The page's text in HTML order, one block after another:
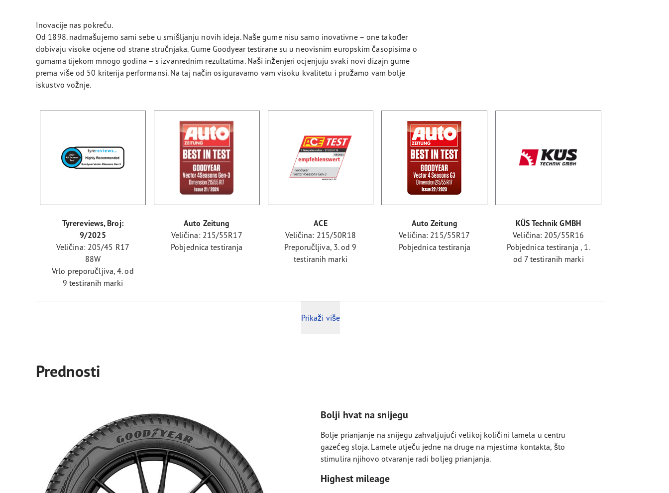
Inovacije nas pokreću.
Od 1898. nadmašujemo sami sebe u smišljanju novih ideja. Naše gume nisu samo inovativne – one također
dobivaju visoke ocjene od strane stručnjaka. Gume Goodyear testirane su u neovisnim europskim časopisima o
gumama tijekom mnogo godina – s izvanrednim rezultatima. Naši inženjeri ocjenjuju svaki novi dizajn gume
prema više od 50 kriterija performansi. Na taj način osiguravamo vam visoku kvalitetu i pružamo vam bolje
iskustvo vožnje.
Tyrereviews, Broj:
9/2025
Veličina: 205/45 R17
88W
Vrlo preporučljiva, 4. od
9 testiranih marki
Auto Zeitung
Veličina: 215/55R17
Pobjednica testiranja
ACE
Veličina: 215/50R18
Preporučljiva, 3. od 9
testiranih marki
Auto Zeitung
Veličina: 215/55R17
Pobjednica testiranja
KÜS Technik GMBH
Veličina: 205/55R16
Pobjednica testiranja , 1.
od 7 testiranih marki
Prikaži više
Prednosti
Bolji hvat na snijegu
Bolje prianjanje na snijegu zahvaljujući velikoj količini lamela u centru
gazećeg sloja. Lamele utječu jedne na druge na mjestima kontakta, što
stimulira njihovo otvaranje radi boljeg prianjanja.
Highest mileage